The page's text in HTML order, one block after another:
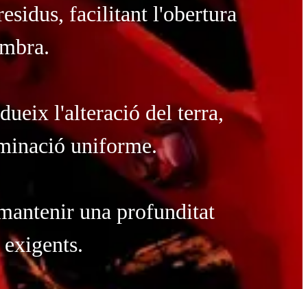
facilitant l'obertura
l'alteració del terra,
uniforme.
una profunditat